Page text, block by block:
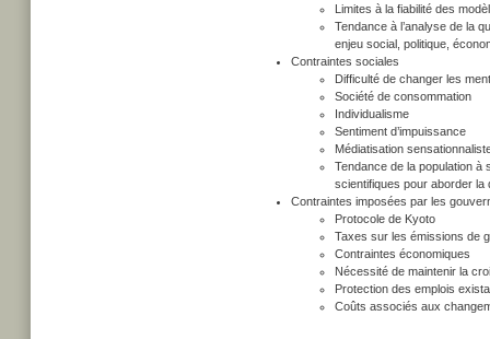
Limites à la fiabilité des
Tendance à l’analyse de la
enjeu social, politique,
Contraintes sociales
Difficulté de changer les
Société de consommation
Individualisme
Sentiment d’impuissance
Médiatisation
Tendance de la population à
scientifiques pour aborder la
Contraintes imposées par les
Protocole de Kyoto
Taxes sur les émissions de
Contraintes économiques
Nécessité de maintenir la
Protection des emplois
Coûts associés aux